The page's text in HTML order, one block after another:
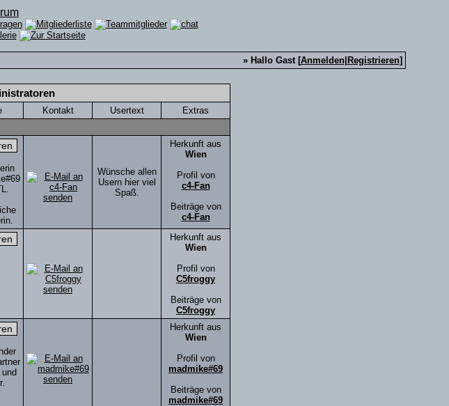
» Hallo Gast [Anmelden| Registrieren]
Kontakt Usertext
Extras
Wünsche allen
Usern hier viel
Spaß.
Herkunft aus
Wien
Profil von
c4-Fan
Beiträge von
c4-Fan
Herkunft aus
Wien
Profil von
C5froggy
Beiträge von
C5froggy
Herkunft aus
Wien
Profil von
madmike#69
Beiträge von
madmike#69